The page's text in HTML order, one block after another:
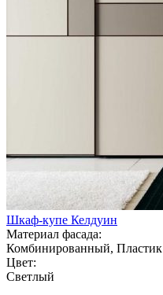
Шкаф-купе Келдуин
Материал фасада:
Комбинированный, Пластик
Цвет:
Светлый